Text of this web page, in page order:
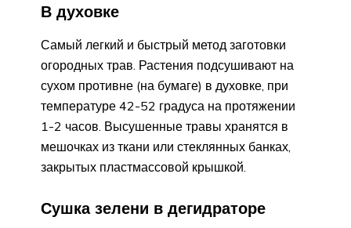
В духовке
Самый легкий и быстрый метод заготовки
огородных трав. Растения подсушивают на
сухом противне (на бумаге) в духовке, при
температуре 42-52 градуса на протяжении
1-2 часов. Высушенные травы хранятся в
мешочках из ткани или стеклянных банках,
закрытых пластмассовой крышкой.
Сушка зелени в дегидраторе